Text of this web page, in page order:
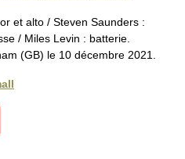
et alto / Steven Saunders :
/ Miles Levin : batterie.
(GB) le 10 décembre 2021.